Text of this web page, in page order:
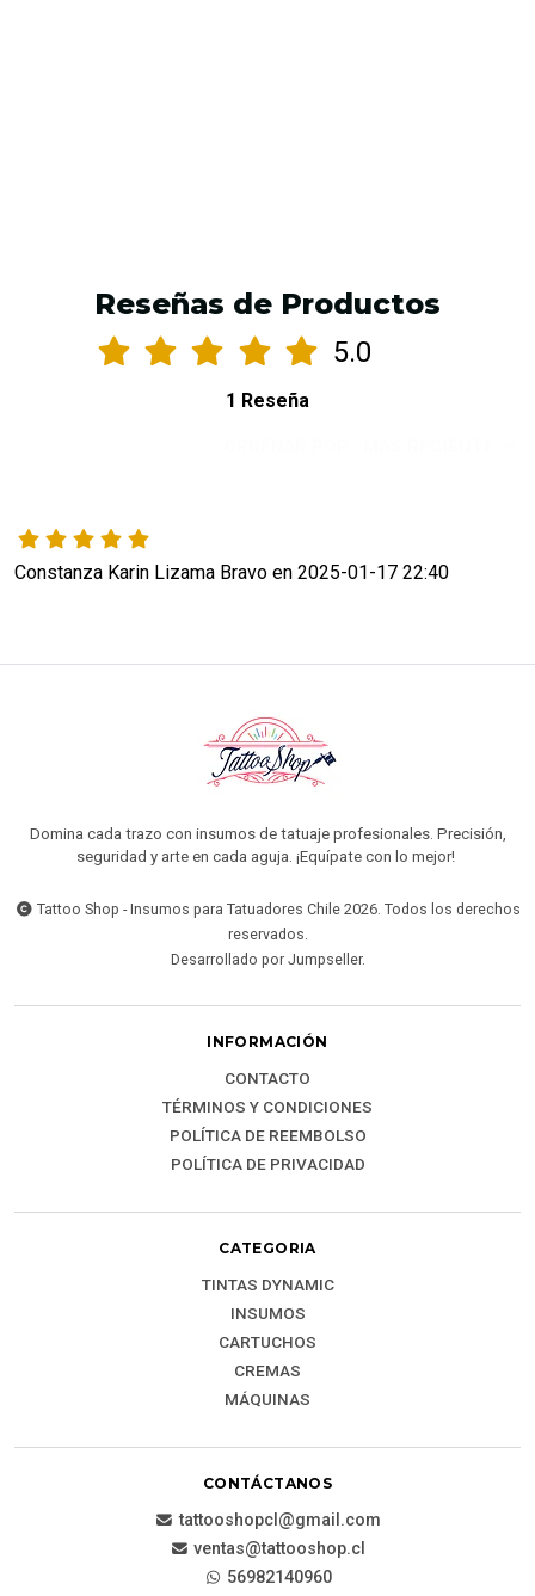
Reseñas de Productos
5.0
1 Reseña
Constanza Karin Lizama Bravo en 2025-01-17 22:40
Domina cada trazo con insumos de tatuaje profesionales. Precisión,
seguridad y arte en cada aguja. ¡Equípate con lo mejor!
Tattoo Shop - Insumos para Tatuadores Chile 2026. Todos los derechos
reservados.
Desarrollado por Jumpseller.
INFORMACIÓN
CONTACTO
TÉRMINOS Y CONDICIONES
POLÍTICA DE REEMBOLSO
POLÍTICA DE PRIVACIDAD
CATEGORIA
TINTAS DYNAMIC
INSUMOS
CARTUCHOS
CREMAS
MÁQUINAS
CONTÁCTANOS
tattooshopcl@gmail.com
ventas@tattooshop.cl
56982140960